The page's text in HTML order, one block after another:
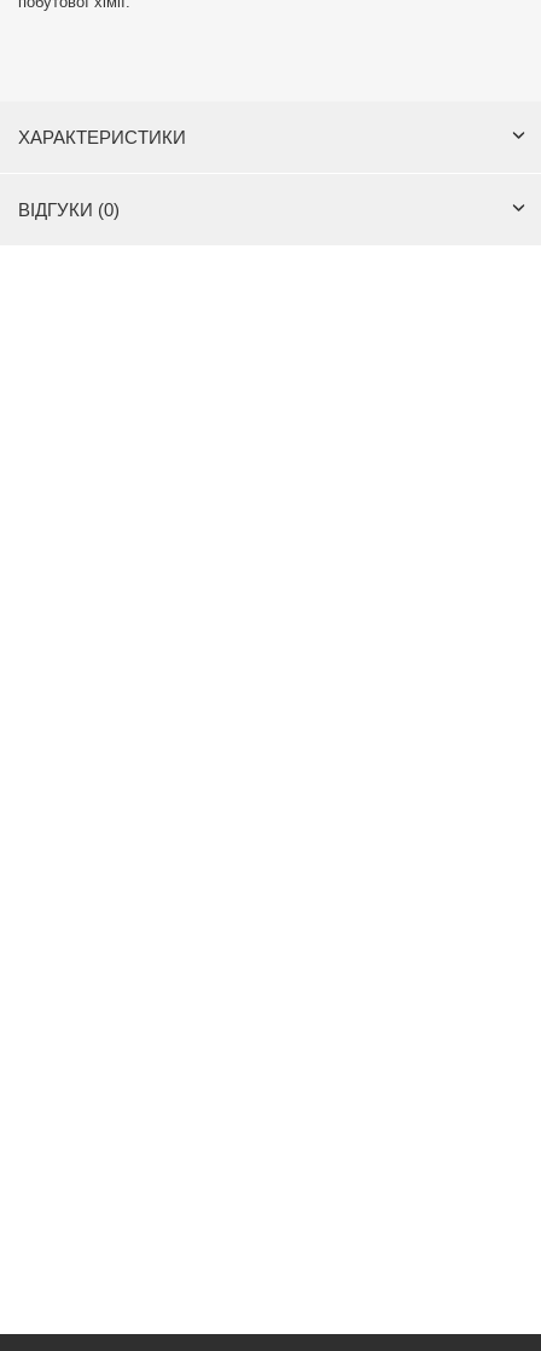
ХАРАКТЕРИСТИКИ
ВІДГУКИ (0)